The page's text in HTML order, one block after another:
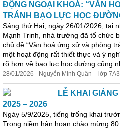
ĐỘNG NGOẠI KHOÁ: “VĂN
TRÁNH BẠO LỰC HỌC
Sáng thứ Hai, ngày 26/01/2026, tại
Mạnh Trinh, nhà trường đã tổ chức
chủ đề “Văn hoá ứng xử và phòng
một hoạt động rất thiết thực và ý
rõ hơn về bạo lực học đường cũng
28/01/2026 - Nguyễn Minh Quân – lớp
LỄ KHAI
2025 – 2026
Ngày 5/9/2025, tiếng trống khai
Trong niềm hân hoan chào mừng